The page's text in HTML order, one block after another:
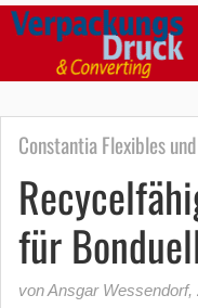
Constantia Flexibles
für
von Ansgar Wessendorf,